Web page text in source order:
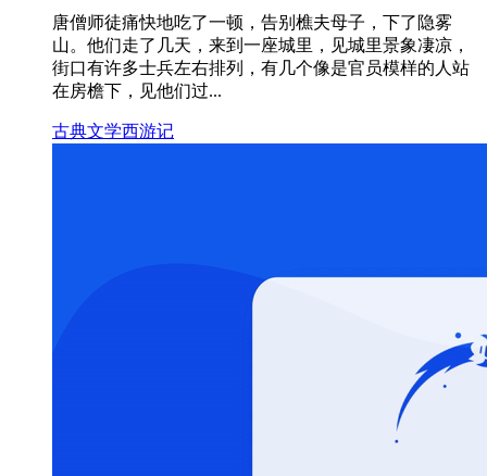
唐僧师徒痛快地吃了一顿，告别樵夫母子，下了隐雾
山。他们走了几天，来到一座城里，见城里景象凄凉，
街口有许多士兵左右排列，有几个像是官员模样的人站
在房檐下，见他们过...
古典文学西游记